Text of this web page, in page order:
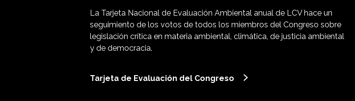
La Tarjeta Nacional de Evaluación Ambiental anual de LCV hace un
seguimiento de los votos de todos los miembros del Congreso sobre
legislación crítica en materia ambiental, climática, de justicia ambiental
y de democracia.
Tarjeta de Evaluación del Congreso